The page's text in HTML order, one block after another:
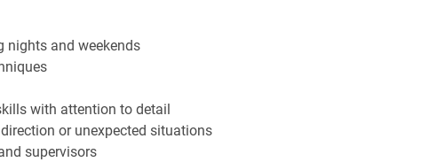
nights and weekends
with attention to detail
or unexpected situations
supervisors